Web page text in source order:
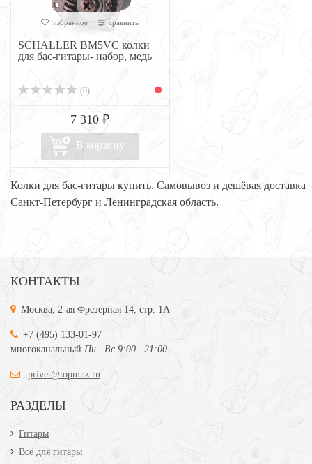
избранное сравнить
SCHALLER BM5VC колки
для бас-гитары- набор, медь
(0)
7 310 ₽
В корзину
Колки для бас-гитары купить. Самовывоз и дешёвая доставка
Санкт-Петербург и Ленинградская область.
КОНТАКТЫ
Москва, 2-ая Фрезерная 14, стр. 1А
+7 (495) 133-01-97
многоканальный Пн—Вс 9:00—21:00
privet@topmuz.ru
РАЗДЕЛЫ
Гитары
Всё для гитары